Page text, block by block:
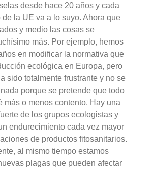
desde hace 20 años y cada
de la UE va a lo suyo. Ahora que
y medio las cosas se
más. Por ejemplo, hemos
en modificar la normativa que
ecológica en Europa, pero
sido totalmente frustrante y no se
porque se pretende que todo
más o menos contento. Hay una
de los grupos ecologistas y
endurecimiento cada vez mayor
de productos fitosanitarios.
al mismo tiempo estamos
plagas que pueden afectar